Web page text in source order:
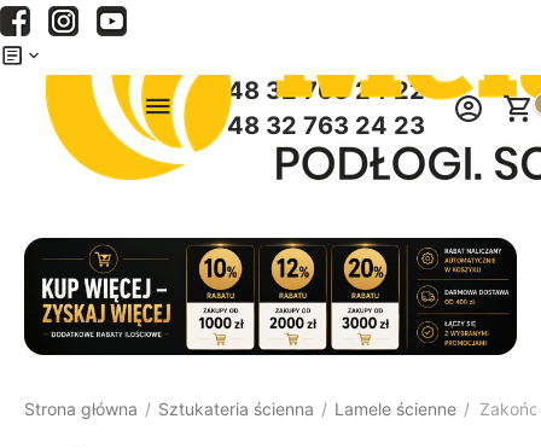
+48 32 763 24 22
+48 32 763 24 23
Strona główna / Sztukateria ścienna / Lamele ścienne /